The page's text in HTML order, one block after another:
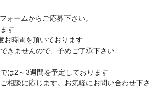
ォームからご応募下さい。
す
時間を頂いております
きませんので、予めご了承下さい
は2～3週間を予定しております
相談に応じます。お気軽にお問い合わせ下さ